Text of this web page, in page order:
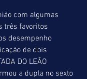
com algumas
três favoritos
desempenho
de dois
DO LEÃO
a dupla no sexto